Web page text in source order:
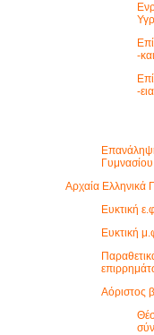
-
-
Γυμνασίου
Αρχαία Ελληνικά
Ευκτική
Ευκτική
Αόριστος